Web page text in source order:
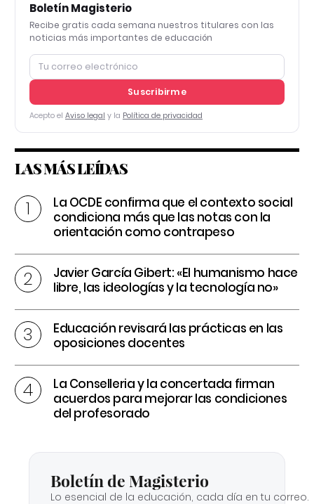
Boletín Magisterio
Recibe gratis cada semana nuestros titulares con las
noticias más importantes de educación
Suscribirme
Acepto el Aviso legal y la Política de privacidad
LAS MÁS LEÍDAS
La OCDE confirma que el contexto social
condiciona más que las notas con la
orientación como contrapeso
Javier García Gibert: «El humanismo hace
libre, las ideologías y la tecnología no»
Educación revisará las prácticas en las
oposiciones docentes
La Conselleria y la concertada firman
acuerdos para mejorar las condiciones
del profesorado
Boletín de Magisterio
Lo esencial de la educación, cada día en tu correo.